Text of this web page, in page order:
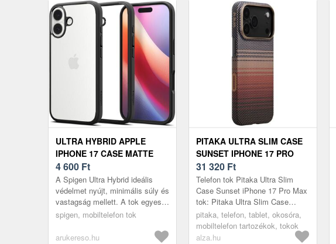
ULTRA HYBRID APPLE
IPHONE 17 CASE MATTE
BLACK (ACS10377)
4 600 Ft
A Spigen Ultra Hybrid ideális
védelmet nyújt, minimális súly és
vastagság mellett. A tok egyesíti
a minimalista dizájnt és a
spigen, mobiltelefon tok
arukereso.hu
PITAKA ULTRA SLIM CASE
SUNSET IPHONE 17 PRO
MAX TOK
31 320 Ft
Telefon tok Pitaka Ultra Slim
Case Sunset iPhone 17 Pro Max
tok: Pitaka Ultra Slim Case
iPhone 17 Pro MaxUltravékony
és könnyű tok minimalista és
m...
pitaka, telefon, tablet, okosóra,
mobiltelefon tartozékok, tokok
alza.hu